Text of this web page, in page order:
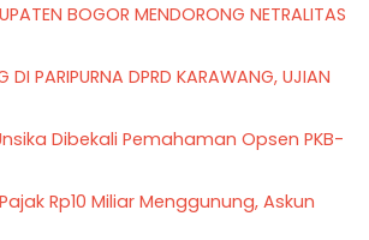
BOGOR MENDORONG NETRALITAS
DI PARIPURNA DPRD KARAWANG, UJIAN
Dibekali Pemahaman Opsen PKB-
Rp10 Miliar Menggunung, Askun